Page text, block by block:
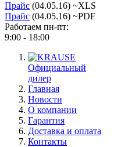
Прайс (04.05.16) ~XLS
Прайс (04.05.16) ~PDF
Работаем пн-пт:
9:00 - 18:00
Официальный
дилер
Главная
Новости
О компании
Гарантия
Доставка и оплата
Контакты